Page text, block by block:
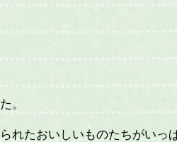
。
たおいしいものたちがいっ